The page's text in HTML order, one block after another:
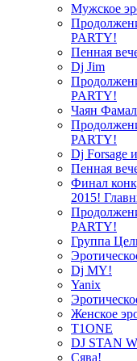
Мужское
PARTY!
Пенная
Dj Jim
PARTY!
Чаян
PARTY!
Dj Forsage
Пенная
Финал
2015!
PARTY!
Группа
Dj MY!
Yanix
Женское
T1ONE
DJ STAN
Сява!